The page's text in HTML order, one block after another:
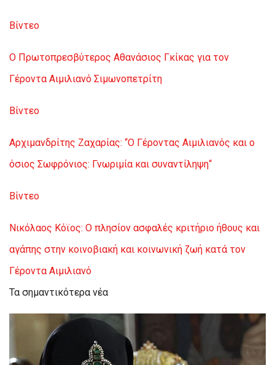
Βίντεο
Ο Πρωτοπρεσβύτερος Αθανάσιος Γκίκας για τον
Γέροντα Αιμιλιανό Σιμωνοπετρίτη
Βίντεο
Αρχιμανδρίτης Ζαχαρίας: “Ο Γέροντας Αιμιλιανός και ο
όσιος Σωφρόνιος: Γνωριμία και συναντίληψη“
Βίντεο
Νικόλαος Κόϊος: Ο πλησίον ασφαλές κριτήριο ήθους και
αγάπης στην κοινοβιακή και κοινωνική ζωή κατά τον
Γέροντα Αιμιλιανό
Τα σημαντικότερα νέα